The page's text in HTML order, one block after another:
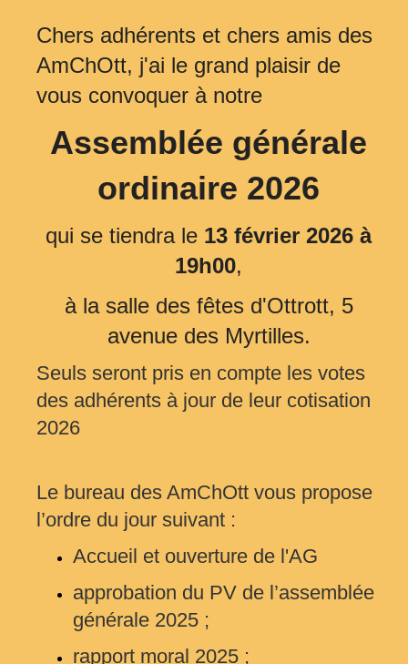
Chers adhérents et chers amis des
AmChOtt, j'ai le grand plaisir de
vous convoquer à notre
Assemblée générale
ordinaire 2026
qui se tiendra le 13 février 2026 à
19h00,
à la salle des fêtes d'Ottrott, 5
avenue des Myrtilles.
Seuls seront pris en compte les votes
des adhérents à jour de leur cotisation
2026
Le bureau des AmChOtt vous propose
l’ordre du jour suivant :
Accueil et ouverture de l'AG
approbation du PV de l’assemblée
générale 2025 ;
rapport moral 2025 ;